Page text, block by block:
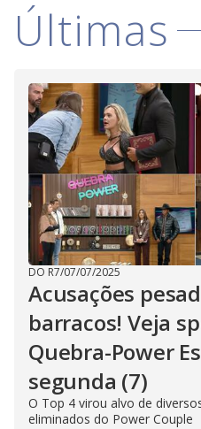
Últimas
DO R7/07/07/2025
Acusações
barracos! Veja
Quebra-Power
segunda (7)
O Top 4 virou alvo de
eliminados do Power Couple